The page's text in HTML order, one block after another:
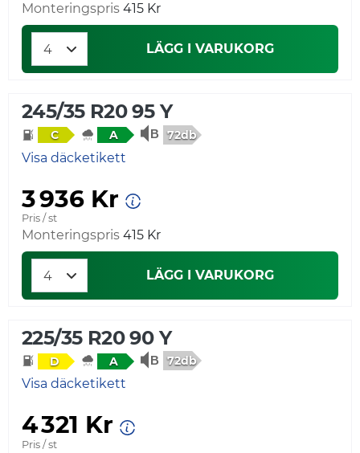
Monteringspris 415 Kr
LÄGG I VARUKORG
245/35 R20 95 Y
C A 72db
Visa däcketikett
3 936 Kr
Pris / st
Monteringspris 415 Kr
LÄGG I VARUKORG
225/35 R20 90 Y
D A 72db
Visa däcketikett
4 321 Kr
Pris / st